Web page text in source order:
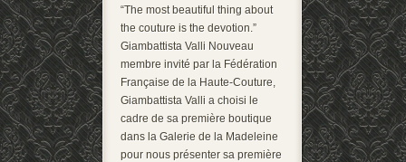
“The most beautiful thing about
the couture is the devotion.”
Giambattista Valli Nouveau
membre invité par la Fédération
Française de la Haute-Couture,
Giambattista Valli a choisi le
cadre de sa première boutique
dans la Galerie de la Madeleine
pour nous présenter sa première